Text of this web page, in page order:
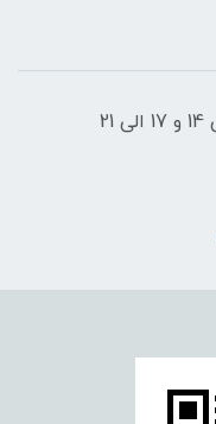
شنبه تا پنج شنبه از ساعت 9 صبح الی 14 و 17 الی 21